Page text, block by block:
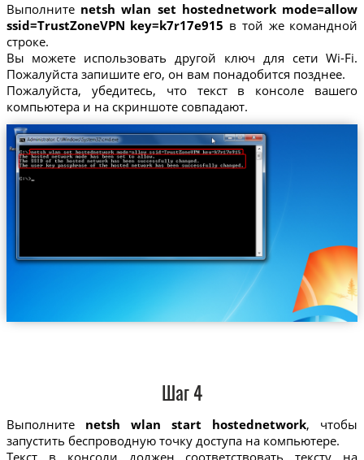
Выполните netsh wlan set hostednetwork mode=allow
ssid=TrustZoneVPN key=k7r17e915 в той же командной
строке.
Вы можете использовать другой ключ для сети Wi-Fi.
Пожалуйста запишите его, он вам понадобится позднее.
Пожалуйста, убедитесь, что текст в консоле вашего
компьютера и на скриншоте совпадают.
Шаг 4
Выполните netsh wlan start hostednetwork, чтобы
запустить беспроводную точку доступа на компьютере.
Текст в консоли должен соответствовать тексту на